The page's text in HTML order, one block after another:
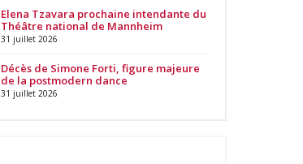
Elena Tzavara prochaine intendante du
Théâtre national de Mannheim
31 juillet 2026
Décès de Simone Forti, figure majeure
de la postmodern dance
31 juillet 2026